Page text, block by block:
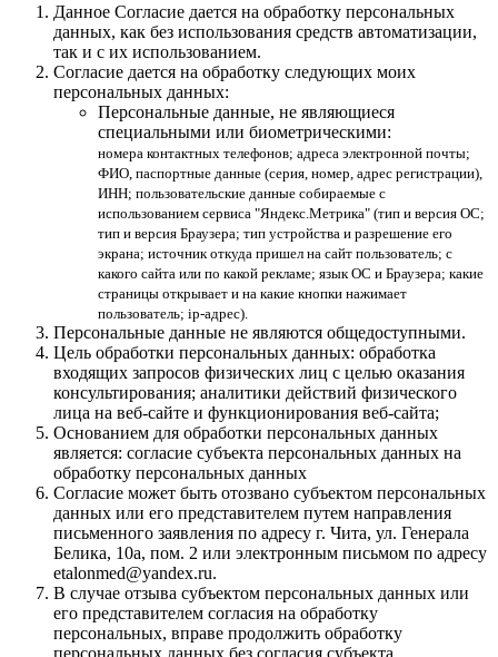
Данное Согласие дается на обработку персональных
данных, как без использования средств автоматизации,
так и с их использованием.
Согласие дается на обработку следующих моих
персональных данных:
Персональные данные, не являющиеся
специальными или биометрическими:
номера контактных телефонов; адреса электронной почты;
ФИО, паспортные данные (серия, номер, адрес регистрации),
ИНН; пользовательские данные собираемые с
использованием сервиса "Яндекс.Метрика" (тип и версия ОС;
тип и версия Браузера; тип устройства и разрешение его
экрана; источник откуда пришел на сайт пользователь; с
какого сайта или по какой рекламе; язык ОС и Браузера; какие
страницы открывает и на какие кнопки нажимает
пользователь; ip-адрес).
Персональные данные не являются общедоступными.
Цель обработки персональных данных: обработка
входящих запросов физических лиц с целью оказания
консультирования; аналитики действий физического
лица на веб-сайте и функционирования веб-сайта;
Основанием для обработки персональных данных
является: согласие субъекта персональных данных на
обработку персональных данных
Согласие может быть отозвано субъектом персональных
данных или его представителем путем направления
письменного заявления по адресу г. Чита, ул. Генерала
Белика, 10а, пом. 2 или электронным письмом по адресу
etalonmed@yandex.ru.
В случае отзыва субъектом персональных данных или
его представителем согласия на обработку
персональных, вправе продолжить обработку
персональных данных без согласия субъекта